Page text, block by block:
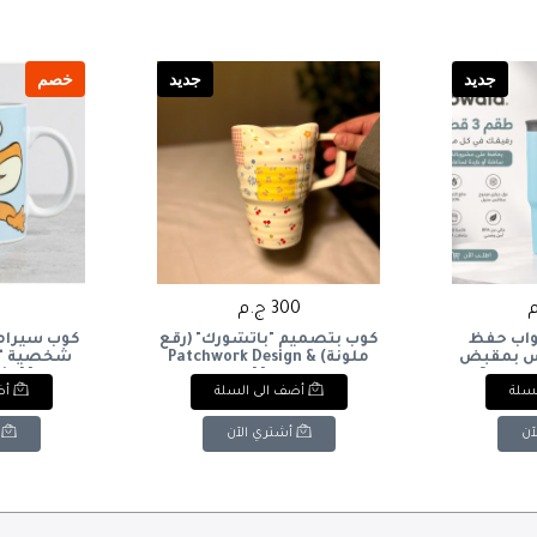
جديد
أكواب حفظ
بمقبض
& :
Owala
Travel
جديد
300 ج.م
كوب بتصميم "باتشورك" (رقع
ملونة) & Patchwork Design
Mug
أضف الى السلة
أشتري الآن
خصم
كوب
Mug.